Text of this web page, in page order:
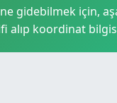
gidebilmek için,
alıp koordinat